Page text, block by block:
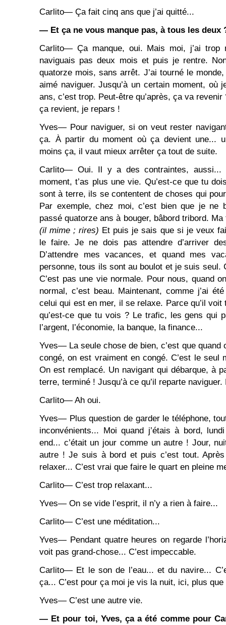
Carlito― Ça fait cinq ans que j’ai quitté...
― Et ça ne vous manque pas, à tous les deux
Carlito― Ça manque, oui. Mais moi, j’ai trop
naviguais pas deux mois et puis je rentre.
quatorze mois, sans arrêt. J’ai tourné le
aimé naviguer. Jusqu’à un certain moment, où
ans, c’est trop. Peut-être qu’après, ça va
ça revient, je repars !
Yves― Pour naviguer, si on veut rester
ça. À partir du moment où ça devient une...
moins ça, il vaut mieux arrêter ça tout de suite.
Carlito― Oui. Il y a des contraintes, aussi...
moment, t’as plus une vie. Qu’est-ce que tu
sont à terre, ils se contentent de choses qui
Par exemple, chez moi, c’est bien que je ne
passé quatorze ans à bouger, bâbord tribord.
(il mime ; rires) Et puis je sais que si je veux
le faire. Je ne dois pas attendre d’arriver
D’attendre mes vacances, et quand mes
personne, tous ils sont au boulot et je suis seul.
C’est pas une vie normale. Pour nous, quand
normal, c’est beau. Maintenant, comme j’ai
celui qui est en mer, il se relaxe. Parce qu’il
qu’est-ce que tu vois ? Le trafic, les gens qui
l’argent, l’économie, la banque, la finance...
Yves― La seule chose de bien, c’est que quand
congé, on est vraiment en congé. C’est le seul
On est remplacé. Un navigant qui débarque, à
terre, terminé ! Jusqu’à ce qu’il reparte
Carlito― Ah oui.
Yves― Plus question de garder le téléphone,
inconvénients... Moi quand j’étais à bord,
end... c’était un jour comme un autre ! Jour,
autre ! Je suis à bord et puis c’est tout.
relaxer... C’est vrai que faire le quart en pleine
Carlito― C’est trop relaxant...
Yves― On se vide l’esprit, il n’y a rien à faire...
Carlito― C’est une méditation...
Yves― Pendant quatre heures on regarde
voit pas grand-chose... C’est impeccable.
Carlito― Et le son de l’eau... et du navire...
ça... C’est pour ça moi je vis la nuit, ici, plus que
Yves― C’est une autre vie.
― Et pour toi, Yves, ça a été comme pour